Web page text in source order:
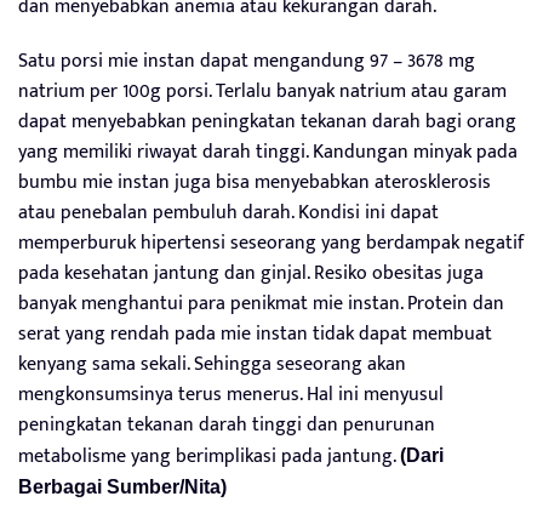
Satu porsi mie instan dapat mengandung 97 – 3678 mg
natrium per 100g porsi. Terlalu banyak natrium atau garam
dapat menyebabkan peningkatan tekanan darah bagi orang
yang memiliki riwayat darah tinggi. Kandungan minyak pada
bumbu mie instan juga bisa menyebabkan aterosklerosis
atau penebalan pembuluh darah. Kondisi ini dapat
memperburuk hipertensi seseorang yang berdampak negatif
pada kesehatan jantung dan ginjal. Resiko obesitas juga
banyak menghantui para penikmat mie instan. Protein dan
serat yang rendah pada mie instan tidak dapat membuat
kenyang sama sekali. Sehingga seseorang akan
mengkonsumsinya terus menerus. Hal ini menyusul
peningkatan tekanan darah tinggi dan penurunan
metabolisme yang berimplikasi pada jantung.(Dari
Berbagai Sumber/Nita)